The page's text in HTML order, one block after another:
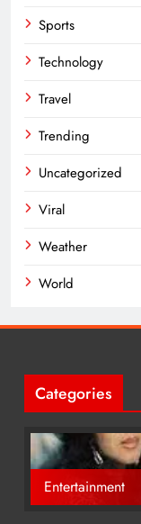
Sports
Technology
Travel
Trending
Uncategorized
Viral
Weather
World
Categories
Entertainment